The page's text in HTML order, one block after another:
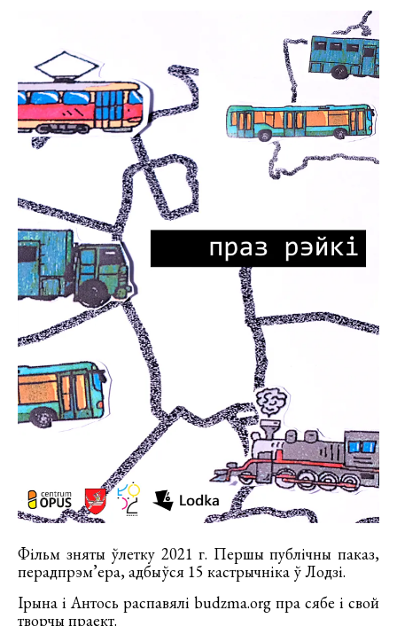
Фільм зняты ўлетку 2021 г. Першы публічны паказ,
перадпрэм’ера, адбыўся 15 кастрычніка ў Лодзі.
Ірына і Антось распавялі budzma.org пра сябе і свой
творчы праект.